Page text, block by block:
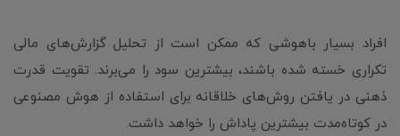
افراد بسیار باهوشی که ممکن است از تحلیل گزارش‌های مالی
تکراری خسته شده باشند، بیشترین سود را می‌برند. تقویت قدرت
ذهنی در یافتن روش‌های خلاقانه برای استفاده از هوش مصنوعی
در کوتاه‌مدت بیشترین پاداش را خواهد داشت.